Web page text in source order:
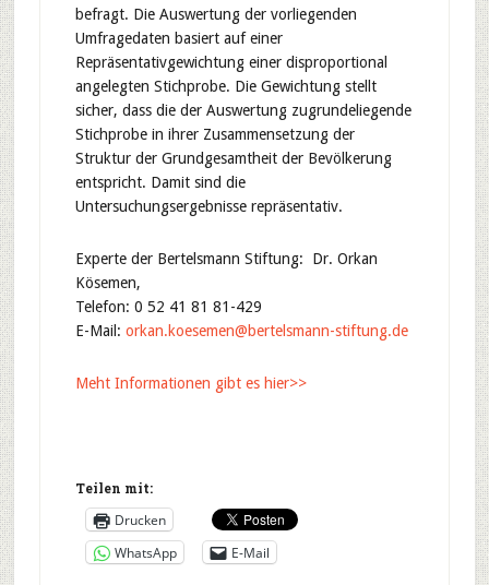
befragt. Die Auswertung der vorliegenden
Umfragedaten basiert auf einer
Repräsentativgewichtung einer disproportional
angelegten Stichprobe. Die Gewichtung stellt
sicher, dass die der Auswertung zugrundeliegende
Stichprobe in ihrer Zusammensetzung der
Struktur der Grundgesamtheit der Bevölkerung
entspricht. Damit sind die
Untersuchungsergebnisse repräsentativ.
Experte der Bertelsmann Stiftung: Dr. Orkan
Kösemen,
Telefon: 0 52 41 81 81-429
E-Mail: orkan.koesemen@bertelsmann-stiftung.de
Meht Informationen gibt es hier>>
Teilen mit:
Drucken
WhatsApp
E-Mail